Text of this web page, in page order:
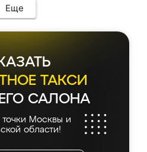
на свое место без
Качеством осталась
так, как и ожидала.
Еще
ТАКСИ
САЛОНА
Москвы и
области!